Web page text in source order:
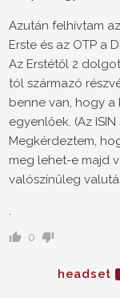
Azután felhívtam
Erste és az OTP a
Az Erstétől 2
tól származó
benne van, hogy a
egyenlőek. (Az
Megkérdeztem,
meg lehet-e majd
valószínűleg
.
0
headset